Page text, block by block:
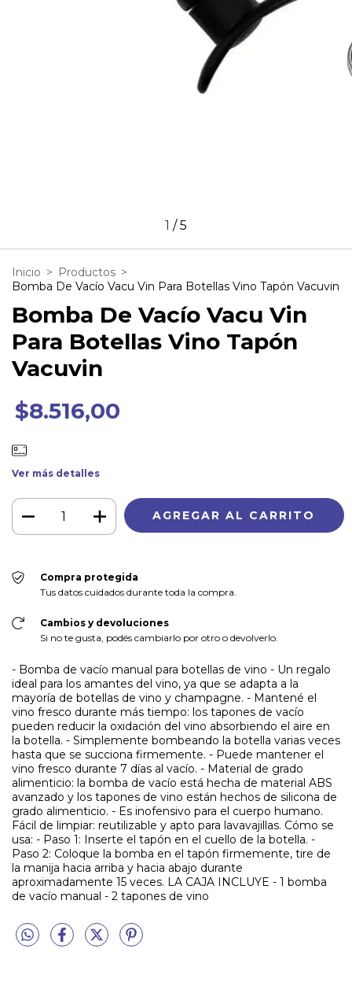
1 /5
Inicio > Productos >
Bomba De Vacío Vacu Vin Para Botellas Vino Tapón Vacuvin
Bomba De Vacío Vacu Vin
Para Botellas Vino Tapón
Vacuvin
$8.516,00
Ver más detalles
Compra protegida
Tus datos cuidados durante toda la compra.
Cambios y devoluciones
Si no te gusta, podés cambiarlo por otro o devolverlo.
- Bomba de vacío manual para botellas de vino - Un regalo
ideal para los amantes del vino, ya que se adapta a la
mayoría de botellas de vino y champagne. - Mantené el
vino fresco durante más tiempo: los tapones de vacío
pueden reducir la oxidación del vino absorbiendo el aire en
la botella. - Simplemente bombeando la botella varias veces
hasta que se succiona firmemente. - Puede mantener el
vino fresco durante 7 días al vacío. - Material de grado
alimenticio: la bomba de vacío está hecha de material ABS
avanzado y los tapones de vino están hechos de silicona de
grado alimenticio. - Es inofensivo para el cuerpo humano.
Fácil de limpiar: reutilizable y apto para lavavajillas. Cómo se
usa: - Paso 1: Inserte el tapón en el cuello de la botella. -
Paso 2: Coloque la bomba en el tapón firmemente, tire de
la manija hacia arriba y hacia abajo durante
aproximadamente 15 veces. LA CAJA INCLUYE - 1 bomba
de vacío manual - 2 tapones de vino